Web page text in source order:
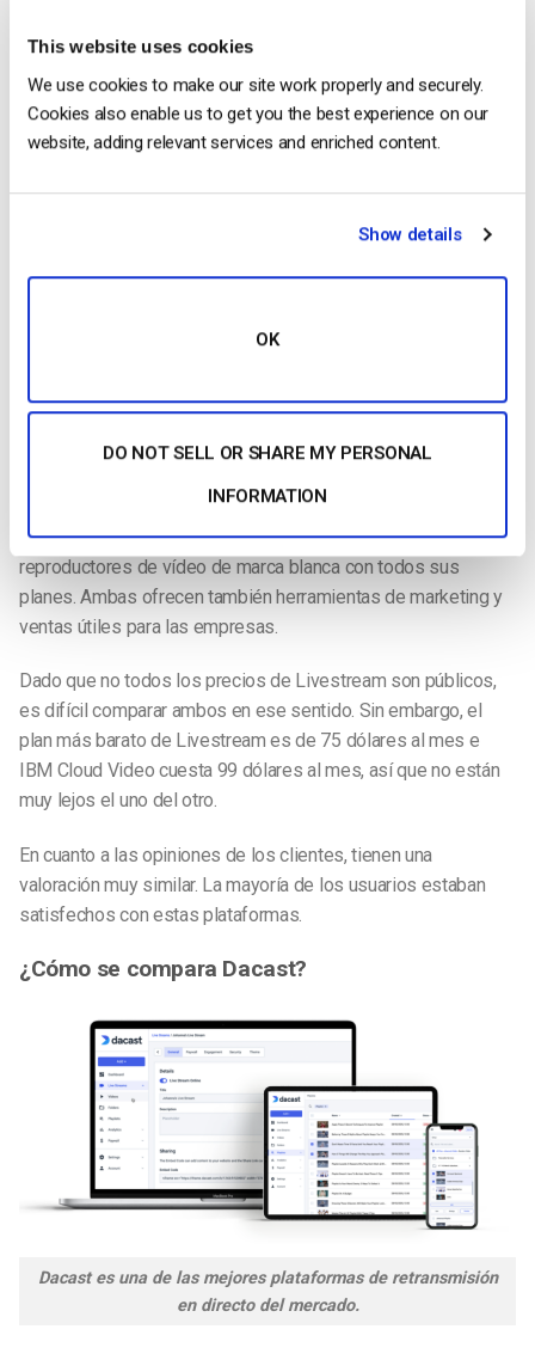
This website uses cookies
We use cookies to make our site work properly and securely.
Cookies also enable us to get you the best experience on our
website, adding relevant services and enriched content.
Show details
OK
DO NOT SELL OR SHARE MY PERSONAL
INFORMATION
Compare Livestream e IBM Cloud Video en función de sus
Livestream e IBM Cloud Video son muy similares en cuanto a
lo que ofrecen. Ambos ofrecen streaming de vídeo HD con
reproductores de vídeo de marca blanca con todos sus
planes. Ambas ofrecen también herramientas de marketing y
ventas útiles para las empresas.
Dado que no todos los precios de Livestream son públicos,
es difícil comparar ambos en ese sentido. Sin embargo, el
plan más barato de Livestream es de 75 dólares al mes e
IBM Cloud Video cuesta 99 dólares al mes, así que no están
muy lejos el uno del otro.
En cuanto a las opiniones de los clientes, tienen una
valoración muy similar. La mayoría de los usuarios estaban
satisfechos con estas plataformas.
¿Cómo se compara Dacast?
Dacast es una de las mejores plataformas de retransmisión
en directo del mercado.